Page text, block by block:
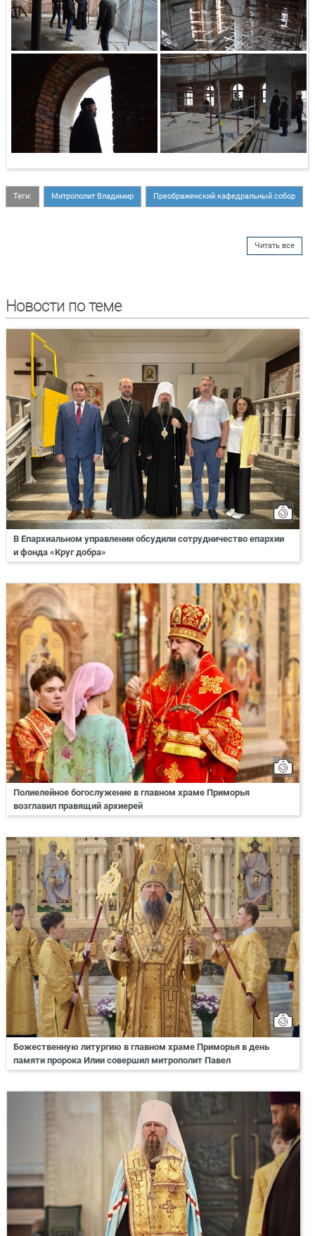
Теги: Митрополит Владимир Преображенский кафедральный собор
Читать все
Новости по теме
В Епархиальном управлении обсудили сотрудничество епархии
и фонда «Круг добра»
Полиелейное богослужение в главном храме Приморья
возглавил правящий архиерей
Божественную литургию в главном храме Приморья в день
памяти пророка Илии совершил митрополит Павел